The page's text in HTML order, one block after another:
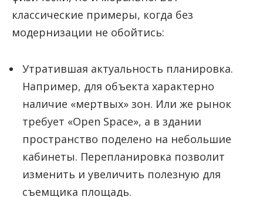
классические примеры, когда без
модернизации не обойтись:
Утратившая актуальность планировка.
Например, для объекта характерно
наличие «мертвых» зон. Или же рынок
требует «Open Space», а в здании
пространство поделено на небольшие
кабинеты. Перепланировка позволит
изменить и увеличить полезную для
съемщика площадь.